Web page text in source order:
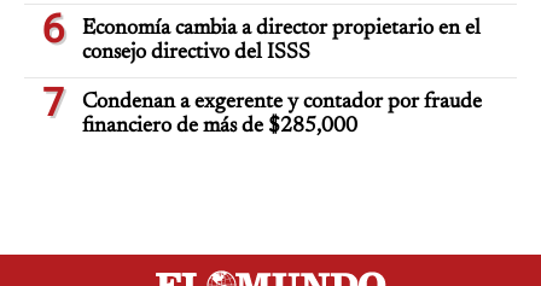
6
Economía cambia a director propietario en el
consejo directivo del ISSS
7
Condenan a exgerente y contador por fraude
financiero de más de $285,000